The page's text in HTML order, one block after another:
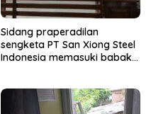
Sidang praperadilan
sengketa PT San Xiong Steel
Indonesia memasuki babak